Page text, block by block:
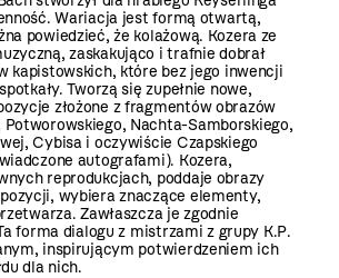
Wariacja jest formą otwartą,
powiedzieć, że kolażową. Kozera ze
zaskakująco i trafnie dobrał
kapistowskich, które bez jego inwencji
Tworzą się zupełnie nowe,
złożone z fragmentów obrazów
Potworowskiego, Nachta-Samborskiego,
Cybisa i oczywiście Czapskiego
autografami). Kozera,
reprodukcjach, poddaje obrazy
wybiera znaczące elementy,
Zawłaszcza je zgodnie
forma dialogu z mistrzami z grupy K.P.
inspirującym potwierdzeniem ich
dla nich.